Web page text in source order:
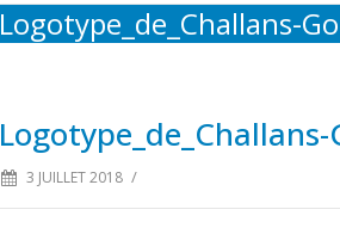
Logotype_de_Challans-
3 JUILLET 2018 /